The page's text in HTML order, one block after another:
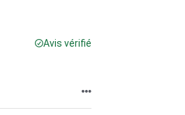
Avis vérifié